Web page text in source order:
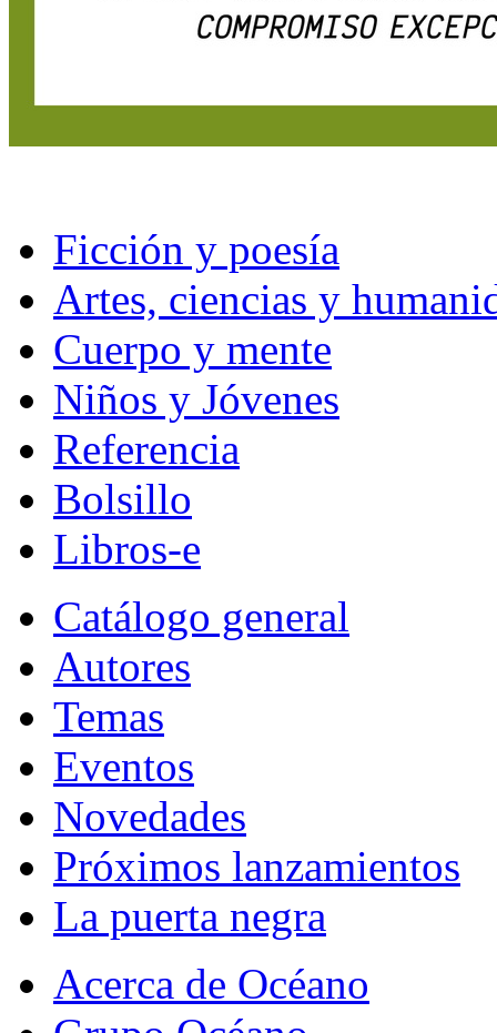
Ficción y poesía
Artes, ciencias y
Cuerpo y mente
Niños y Jóvenes
Referencia
Bolsillo
Libros-e
Catálogo general
Autores
Temas
Eventos
Novedades
Próximos lanzamientos
La puerta negra
Acerca de Océano